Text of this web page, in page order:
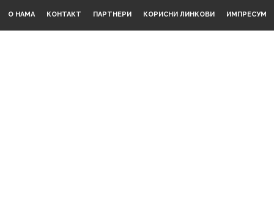
О НАМА КОНТАКТ ПАРТНЕРИ КОРИСНИ ЛИНКОВИ ИМПРЕСУМ